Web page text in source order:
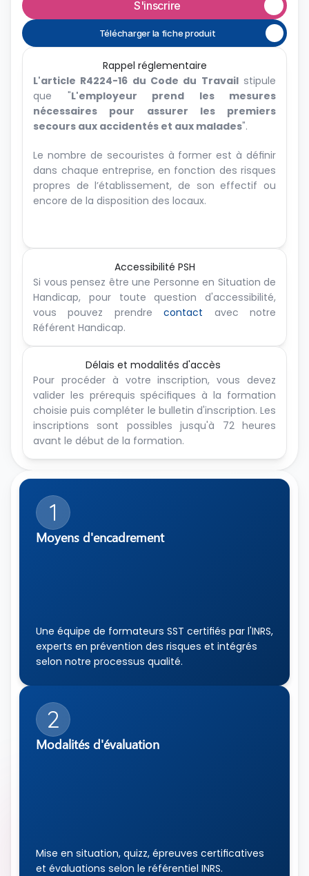
S'inscrire
Télécharger la fiche produit
Rappel réglementaire
L'article R4224-16 du Code du Travail stipule
que "L'employeur prend les mesures
nécessaires pour assurer les premiers
secours aux accidentés et aux malades".
Le nombre de secouristes à former est à définir
dans chaque entreprise, en fonction des risques
propres de l’établissement, de son effectif ou
encore de la disposition des locaux.
Accessibilité PSH
Si vous pensez être une Personne en Situation de
Handicap, pour toute question d'accessibilité,
vous pouvez prendre contact avec notre
Référent Handicap.
Délais et modalités d'accès
Pour procéder à votre inscription, vous devez
valider les prérequis spécifiques à la formation
choisie puis compléter le bulletin d'inscription. Les
inscriptions sont possibles jusqu'à 72 heures
avant le début de la formation.
1
Moyens d'encadrement
Une équipe de formateurs SST certifiés par l'INRS,
experts en prévention des risques et intégrés
selon notre processus qualité.
2
Modalités d'évaluation
Mise en situation, quizz, épreuves certificatives
et évaluations selon le référentiel INRS.